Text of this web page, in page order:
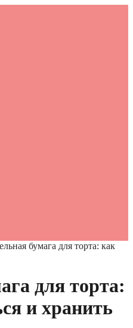
бумага для торта: как
для торта:
и хранить